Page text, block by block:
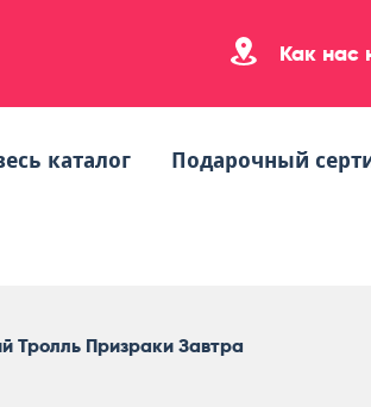
Как нас
каталог Подарочный
Тролль Призраки Завтра